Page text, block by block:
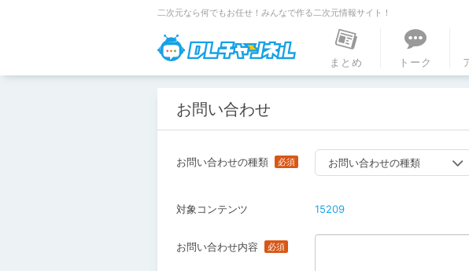
二次元なら何でもお任せ！みんなで作る二次元情報サイト！
DLチャンネル
まとめ
トーク
お問い合わせ
お問い合わせの種類 お問い合わせの種類
対象コンテンツ 15209
お問い合わせ内容